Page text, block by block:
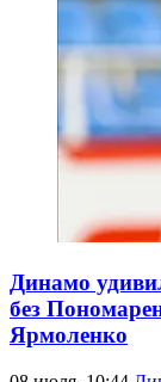
Динамо
без
Ярмоленко